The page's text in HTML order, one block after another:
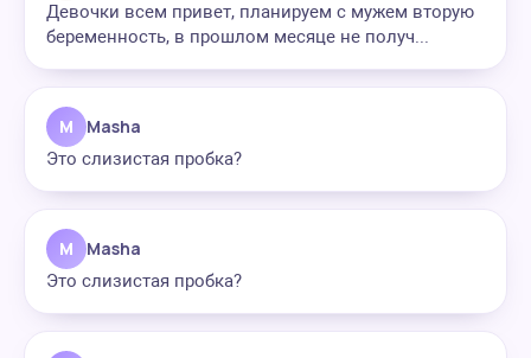
Девочки всем привет, планируем с мужем вторую
беременность, в прошлом месяце не получ...
M Masha
Это слизистая пробка?
M Masha
Это слизистая пробка?